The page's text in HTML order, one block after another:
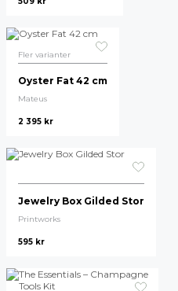
Copenhagen
Fler varianter
Oyster Fat 42 cm
Mateus
2 395 kr
Jewelry Box Gilded Stor
Printworks
595 kr